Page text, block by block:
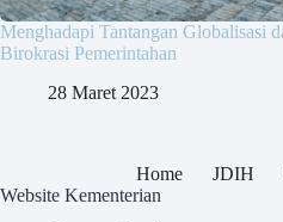
Menghadapi Tantangan Globalisasi
Birokrasi Pemerintahan
28 Maret 2023
Home JDIH
Website Kementerian